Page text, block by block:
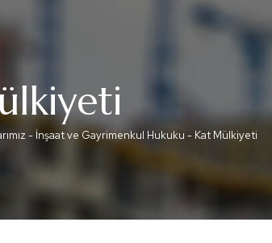
- İnşaat ve Gayrimenkul Hukuku - Kat Mülkiyeti